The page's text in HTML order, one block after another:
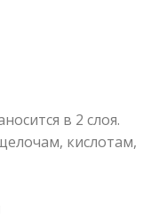
в 2 слоя.
кислотам,